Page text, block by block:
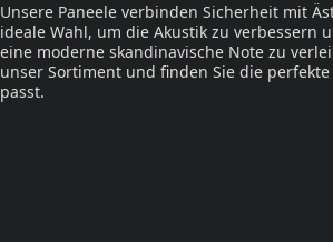
Unsere Paneele verbinden Sicherheit mit
ideale Wahl, um die Akustik zu verbessern
eine moderne skandinavische Note zu
unser Sortiment und finden Sie die
passt.